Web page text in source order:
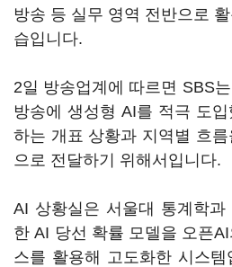
방송 등 실무 영역 전반으로
습입니다.
2일 방송업계에 따르면 SBS
방송에 생성형 AI를 적극 도
하는 개표 상황과 지역별 흐
으로 전달하기 위해서입니다.
AI 상황실은 서울대 통계학
한 AI 당선 확률 모델을 오픈
스를 활용해 고도화한 시스